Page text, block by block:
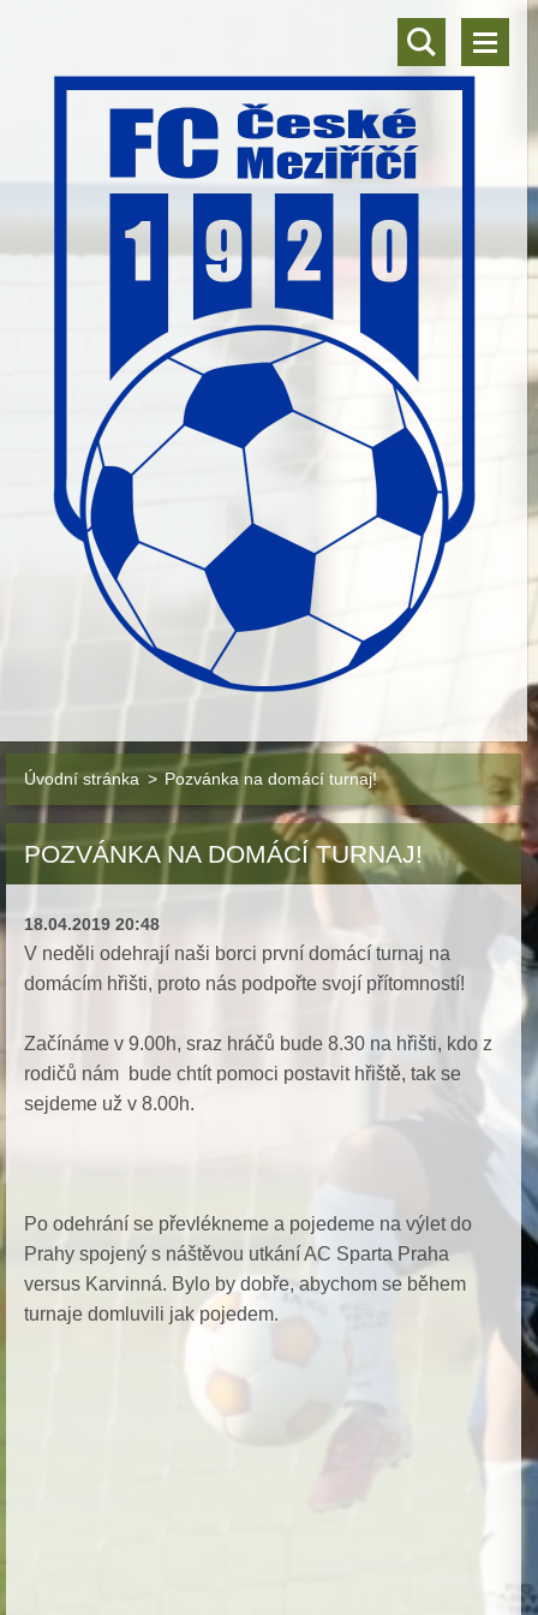
Úvodní stránka > Pozvánka na domácí turnaj!
POZVÁNKA NA DOMÁCÍ TURNAJ!
18.04.2019 20:48
V neděli odehrají naši borci první domácí turnaj na
domácím hřišti, proto nás podpořte svojí přítomností!
Začínáme v 9.00h, sraz hráčů bude 8.30 na hřišti, kdo z
rodičů nám bude chtít pomoci postavit hřiště, tak se
sejdeme už v 8.00h.
Po odehrání se převlékneme a pojedeme na výlet do
Prahy spojený s náštěvou utkání AC Sparta Praha
versus Karvinná. Bylo by dobře, abychom se během
turnaje domluvili jak pojedem.